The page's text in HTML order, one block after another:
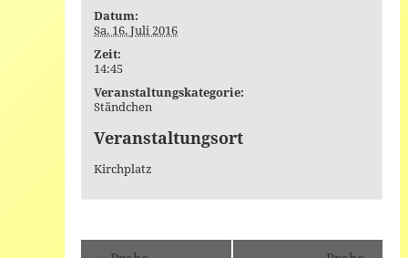
Datum:
Sa. 16. Juli 2016
Zeit:
14:45
Veranstaltungskategorie:
Ständchen
Veranstaltungsort
Kirchplatz
Event